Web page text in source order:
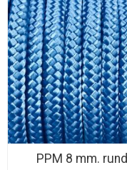
PPM 8 mm. rund